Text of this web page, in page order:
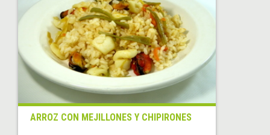
ARROZ CON MEJILLONES Y CHIPIRONES